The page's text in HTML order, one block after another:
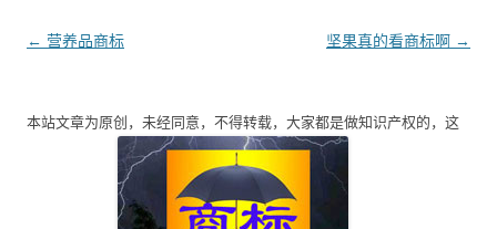
文
航
← 营养品商标 坚果真的看商标啊 →
本站文章为原创，未经同意，不得转载，大家都是做知识产权的，这